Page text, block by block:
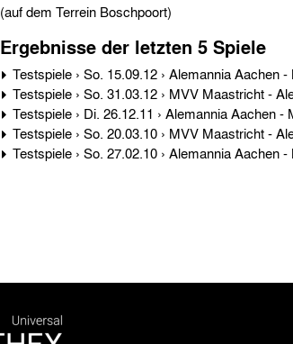
(auf dem Terrein Boschpoort)
Ergebnisse der letzten 5 Spiele